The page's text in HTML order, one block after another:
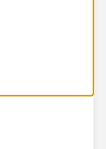
を行ってい